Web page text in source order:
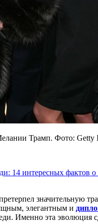
Трамп. Фото: Getty
14 интересных фактов
значительную
элегантным и
Именно эта эволюция